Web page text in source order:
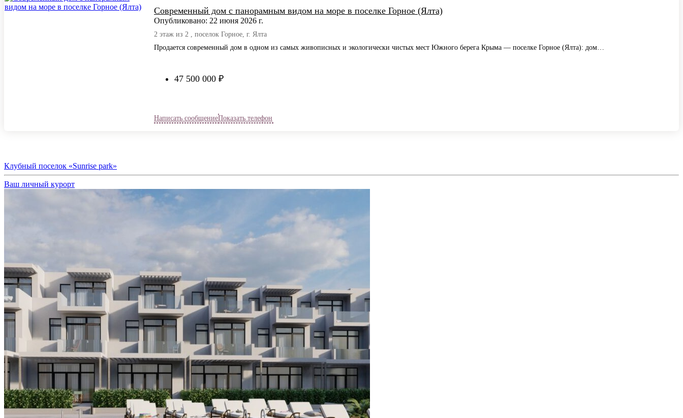
Современный дом с панорамным видом на море в поселке Горное (Ялта)
Опубликовано: 22 июня 2026 г.
2 этаж из 2 , поселок Горное, г. Ялта
Продается современный дом в одном из самых живописных и экологически чистых мест Южного берега Крыма — поселке Горное (Ялта): дом…
47 500 000 ₽
Написать сообщениеПоказать телефон
Клубный поселок «Sunrise park»
Ваш личный курорт